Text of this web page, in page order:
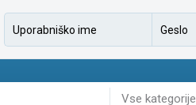
Vse kategorije